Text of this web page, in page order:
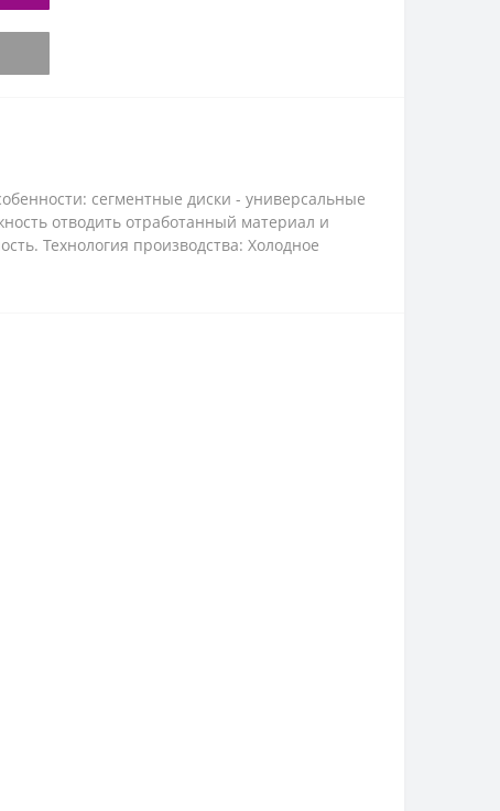
сегментные диски - универсальные
отводить отработанный материал и
Технология производства: Холодное